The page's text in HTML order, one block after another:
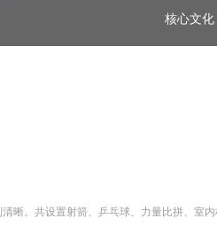
核心文化
晰。共设置射箭、乒乓球、力量比拼、室内